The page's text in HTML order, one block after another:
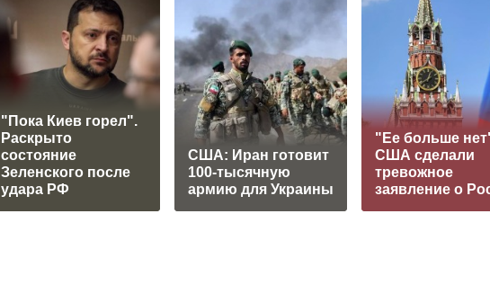
"Пока Киев горел".
Раскрыто
состояние
Зеленского после
удара РФ
США: Иран готовит
100-тысячную
армию для Украины
"Ее больше
США сделали
тревожное
заявление о